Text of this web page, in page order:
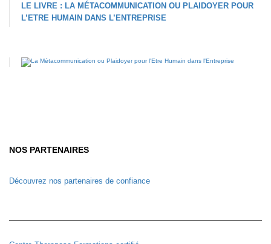
LE LIVRE : LA MÉTACOMMUNICATION OU PLAIDOYER POUR
L’ETRE HUMAIN DANS L’ENTREPRISE
NOS PARTENAIRES
Découvrez nos partenaires de confiance